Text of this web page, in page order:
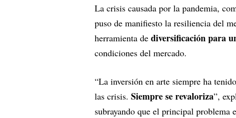
La crisis causada por la pandemia,
puso de manifiesto la resiliencia del
herramienta de diversificación para
condiciones del mercado.
“La inversión en arte siempre ha
las crisis. Siempre se revaloriza”,
subrayando que el principal